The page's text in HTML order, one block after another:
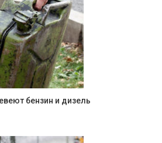
бензин и дизель